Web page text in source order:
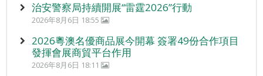
治安警察局持續開展“雷霆2026”行動
2026年8月6日 18:55
2026粵澳名優商品展今開幕 簽署49份合作項目
發揮會展商貿平台作用
2026年8月6日 18:11